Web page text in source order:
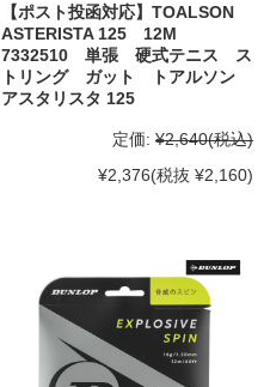
【ポスト投函対応】TOALSON
ASTERISTA 125 12M
7332510 単張 硬式テニス ス
トリング ガット トアルソン
アスタリスタ 125
定価: ¥2,640(税込)
¥2,376(税抜 ¥2,160)